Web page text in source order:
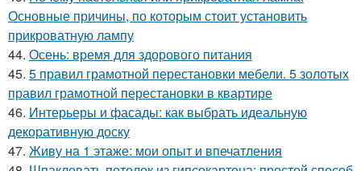
Основные причины, по которым стоит установить
прикроватную лампу
44. Осень: время для здорового питания
45. 5 правил грамотной перестановки мебели. 5 золотых
правил грамотной перестановки в квартире
46. Интерьеры и фасады: как выбрать идеальную
декоративную доску
47. Живу на 1 этаже: мои опыт и впечатления